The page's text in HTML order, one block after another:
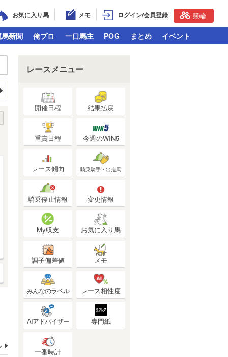
お気に入り馬 メモ ログイン/会員登録 競輪
新聞 俺プロ 一口馬主 POG まとめ イベント
レースメニュー
開催日程 結果払戻
重賞日程 今週のWIN5
レース傾向 騎乗騎手・出走馬
騎乗停止情報 変更情報
My収支 お気に入り馬
調子偏差値 メモ
みんなのラベル レース相性度
AIアドバイザー 専門紙
一番時計